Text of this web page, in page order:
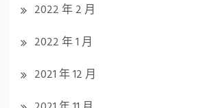
2022 年 2 月
2022 年 1 月
2021 年 12 月